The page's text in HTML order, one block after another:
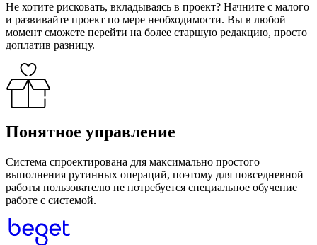
Не хотите рисковать, вкладываясь в проект? Начните с малого
и развивайте проект по мере необходимости. Вы в любой
момент сможете перейти на более старшую редакцию, просто
доплатив разницу.
Понятное управление
Система спроектирована для максимально простого
выполнения рутинных операций, поэтому для повседневной
работы пользователю не потребуется специальное обучение
работе с системой.